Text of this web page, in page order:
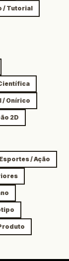
/ Tutorial
/ Onírico
2D
Esportes / Ação